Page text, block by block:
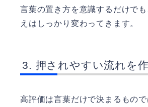
言葉の置き方を意識するだけで
えはしっかり変わってきます。
押されやすい流れを
高評価は言葉だけで決まるもの